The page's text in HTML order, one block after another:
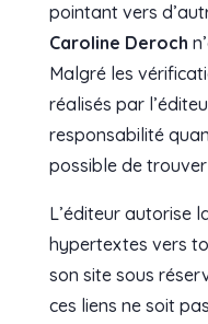
pointant vers
Caroline Deroch
Malgré les
réalisés par
responsabilité
possible de trouver
L’éditeur autorise
hypertextes vers
son site sous
ces liens ne soit